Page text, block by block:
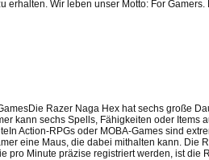
Wir leben unser Motto: For Gamers.
Razer Naga Hex hat sechs große
kann sechs Spells, Fähigkeiten oder Items
Action-RPGs oder MOBA-Games sind
eine Maus, die dabei mithalten kann. Die
pro Minute präzise registriert werden, ist die